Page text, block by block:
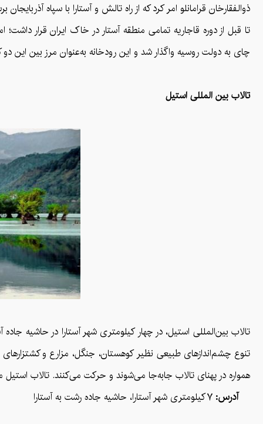
ذوالفقارخان قرامانلو امر کرد که از راه تالش و آستارا با سپاه
چای به دولت روسیه واگذار شد و این رودخانه به‌عنوان مرز بین این
تالاب بین المللی استیل
تالاب بین‌المللی استیل، در چهار کیلومتری شهر آستارا در حاشیه
تنوع چشم‌اندازهای طبیعی نظیر کوهستان، جنگل، مزارع و
همواره در پهنای تالاب جابه‌جا می‌شوند و حرکت می‌کنند. تالاب استیل
آدرس: ۷ کیلومتری شهر آستارا، حاشیه جاده رشت به آستارا